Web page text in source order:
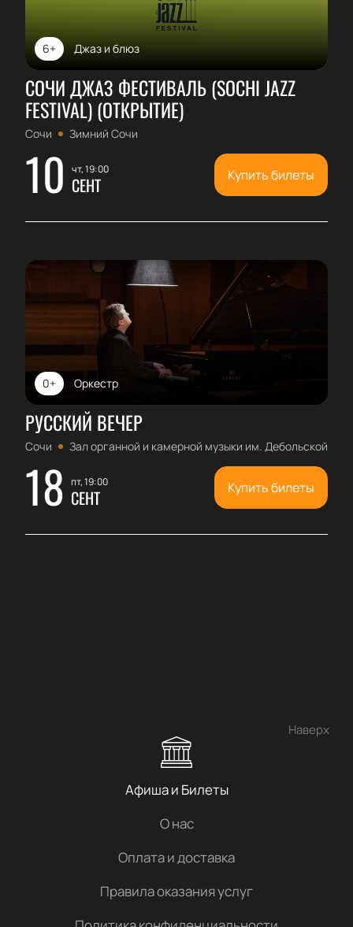
Джаз и блюз
6+
СОЧИ ДЖАЗ ФЕСТИВАЛЬ (SOCHI JAZZ
FESTIVAL) (ОТКРЫТИЕ)
Сочи Зимний Сочи
10 чт, 19:00
СЕНТ Купить билеты
Оркестр
0+
РУССКИЙ ВЕЧЕР
Сочи Зал органной и камерной музыки им. Дебольской
18 пт, 19:00
СЕНТ Купить билеты
Наверх
Афиша и Билеты
О нас
Оплата и доставка
Правила оказания услуг